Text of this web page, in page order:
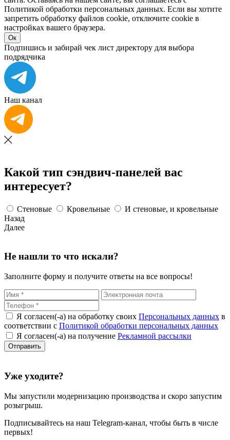
Политикой обработки персональных данных. Если вы хотите
запретить обработку файлов cookie, отключите cookie в
настройках вашего браузера.
Ок
Подпишись и забирай чек лист директору для выбора
подрядчика
Наш канал
Какой тип сэндвич-панелей вас
интересует?
Стеновые Кровельные
И стеновые, и кровельные
Назад
Далее
Не нашли то что искали?
Заполните форму и получите ответы на все вопросы!
Я согласен(-а) на обработку своих Персональных данных в
соответствии с Политикой обработки персональных данных
Я согласен(-а) на получение Рекламной рассылки
Уже уходите?
Мы запустили модернизацию производства и скоро запустим
розыгрыш.
Подписывайтесь на наш Telegram-канал, чтобы быть в числе
первых!